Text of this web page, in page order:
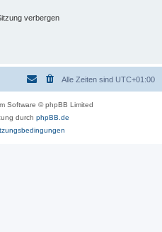
verbergen
Alle Zeiten sind UTC+01:00
Software © phpBB Limited
durch phpBB.de